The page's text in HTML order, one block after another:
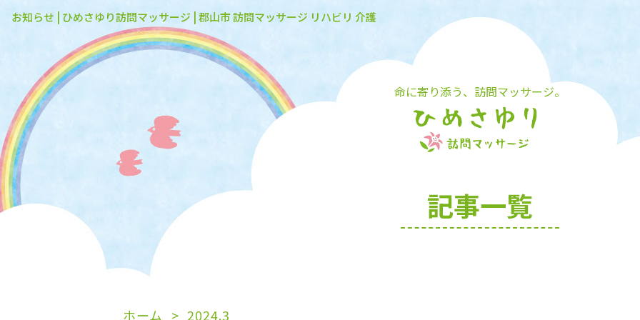
命に寄り添う、訪問マッサージ。
お知らせ | ひめさゆり訪問マッサージ | 郡山市 訪問マッサージ リハビリ 介護
記事一覧
ホーム 2024.3